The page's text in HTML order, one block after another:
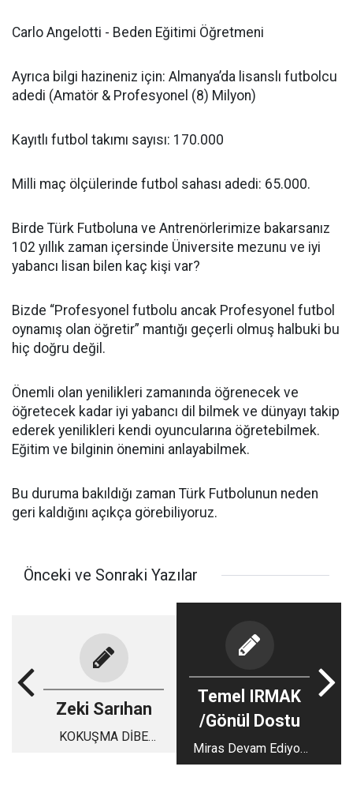
Carlo Angelotti - Beden Eğitimi Öğretmeni
Ayrıca bilgi hazineniz için: Almanya’da lisanslı futbolcu
adedi (Amatör & Profesyonel (8) Milyon)
Kayıtlı futbol takımı sayısı: 170.000
Milli maç ölçülerinde futbol sahası adedi: 65.000.
Birde Türk Futboluna ve Antrenörlerimize bakarsanız
102 yıllık zaman içersinde Üniversite mezunu ve iyi
yabancı lisan bilen kaç kişi var?
Bizde “Profesyonel futbolu ancak Profesyonel futbol
oynamış olan öğretir” mantığı geçerli olmuş halbuki bu
hiç doğru değil.
Önemli olan yenilikleri zamanında öğrenecek ve
öğretecek kadar iyi yabancı dil bilmek ve dünyayı takip
ederek yenilikleri kendi oyuncularına öğretebilmek.
Eğitim ve bilginin önemini anlayabilmek.
Bu duruma bakıldığı zaman Türk Futbolunun neden
geri kaldığını açıkça görebiliyoruz.
Önceki ve Sonraki Yazılar
Zeki Sarıhan
KOKUŞMA DİBE
Temel IRMAK
/Gönül Dostu
Miras Devam Ediyor:
Selahattin Bilgin